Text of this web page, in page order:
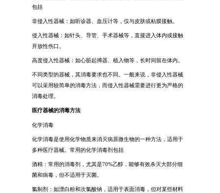
包括
非侵入性器械：如听诊器、血压计等，仅与皮肤或粘膜接触。
侵入性器械：如针头、导管、手术器械等，直接进入体内或接触
开放性伤口。
高度侵入性器械：如心脏起搏器、植入物等，长时间留在体内。
不同类型的器械，其消毒要求也不同。一般来说，非侵入性器械
可以采用较简单的消毒方法，而侵入性器械需要进行更为严格的
消毒处理。
医疗器械的消毒方法
化学消毒
化学消毒是使用化学物质来消灭病原微生物的一种方法，适用于
多种医疗器械。常用的化学消毒剂包括
酒精：常用的消毒剂，尤其是70%乙醇，能够有效杀灭大部分细
菌和病毒，但不适用于灭菌。
氯制剂：如漂白粉和次氯酸钠，适用于表面消毒，但对某些材料